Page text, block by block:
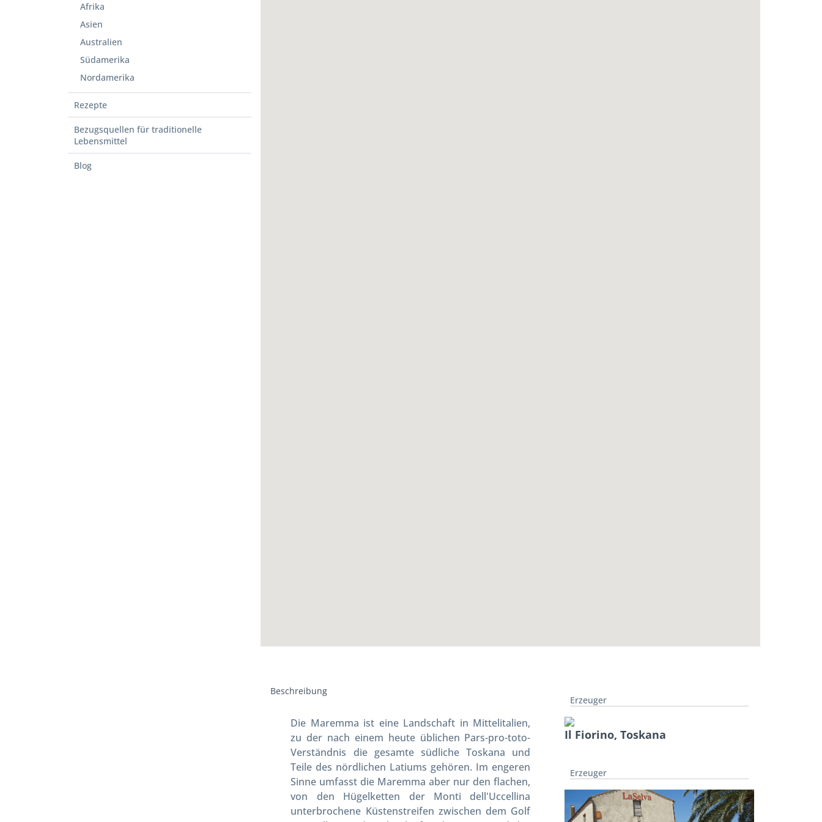
Afrika
Asien
Australien
Südamerika
Nordamerika
Rezepte
Bezugsquellen für traditionelle
Lebensmittel
Blog
Beschreibung
Die Maremma ist eine Landschaft in Mittelitalien,
zu der nach einem heute üblichen Pars-pro-toto-
Verständnis die gesamte südliche Toskana und
Teile des nördlichen Latiums gehören. Im engeren
Sinne umfasst die Maremma aber nur den flachen,
von den Hügelketten der Monti dell'Uccellina
unterbrochene Küstenstreifen zwischen dem Golf
Erzeuger
Il Fiorino, Toskana
Erzeuger